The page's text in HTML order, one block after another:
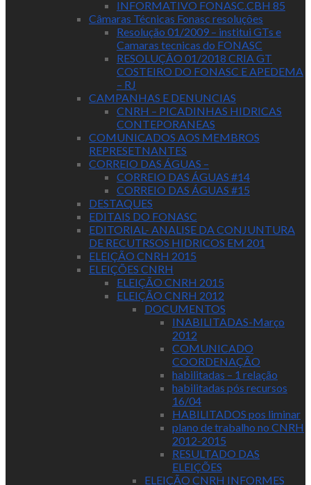
INFORMATIVO FONASC.CBH 85
Câmaras Técnicas Fonasc resoluções
Resolução 01/2009 – institui GTs e
Camaras tecnicas do FONASC
RESOLUÇÂO 01/2018 CRIA GT
COSTEIRO DO FONASC E APEDEMA
– RJ
CAMPANHAS E DENUNCIAS
CNRH – PICADINHAS HIDRICAS
CONTEPORANEAS
COMUNICADOS AOS MEMBROS
REPRESETNANTES
CORREIO DAS ÁGUAS –
CORREIO DAS ÁGUAS #14
CORREIO DAS ÁGUAS #15
DESTAQUES
EDITAIS DO FONASC
EDITORIAL- ANALISE DA CONJUNTURA
DE RECUTRSOS HIDRICOS EM 201
ELEIÇÃO CNRH 2015
ELEIÇÕES CNRH
ELEIÇÃO CNRH 2015
ELEIÇÃO CNRH 2012
DOCUMENTOS
INABILITADAS-Março
2012
COMUNICADO
COORDENAÇÃO
habilitadas – 1 relação
habilitadas pós recursos
16/04
HABILITADOS pos liminar
plano de trabalho no CNRH
2012-2015
RESULTADO DAS
ELEIÇÕES
ELEIÇÃO CNRH INFORMES